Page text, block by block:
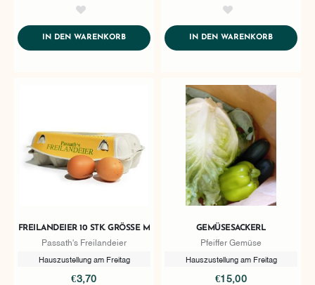
IN DEN WARENKORBADDTOCART IN DEN WARENKORB
FREILANDEIER 10 STK. GRÖSSE M
Passath's Freilandeier
Hauszustellung am Freitag
€3,70
GEMÜSESACKERL
Pfeiffer Gemüse
Hauszustellung am Freitag
€15,00